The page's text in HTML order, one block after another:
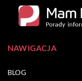
NAWIGACJA
BLOG